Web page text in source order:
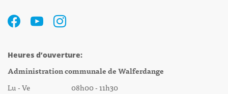
Heures d’ouverture:
Administration communale de Walferdange
Lu - Ve 08h00 - 11h30